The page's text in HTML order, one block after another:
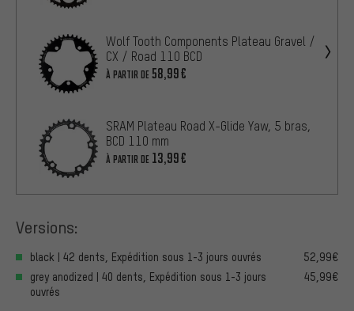
Wolf Tooth Components Plateau Gravel /
CX / Road 110 BCD
À PARTIR DE 58,99€
SRAM Plateau Road X-Glide Yaw, 5 bras,
BCD 110 mm
À PARTIR DE 13,99€
Versions:
black | 42 dents, Expédition sous 1-3 jours ouvrés
52,99€
grey anodized | 40 dents, Expédition sous 1-3 jours
ouvrés
45,99€